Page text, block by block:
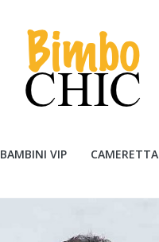
BAMBINI VIP CAMERETTA